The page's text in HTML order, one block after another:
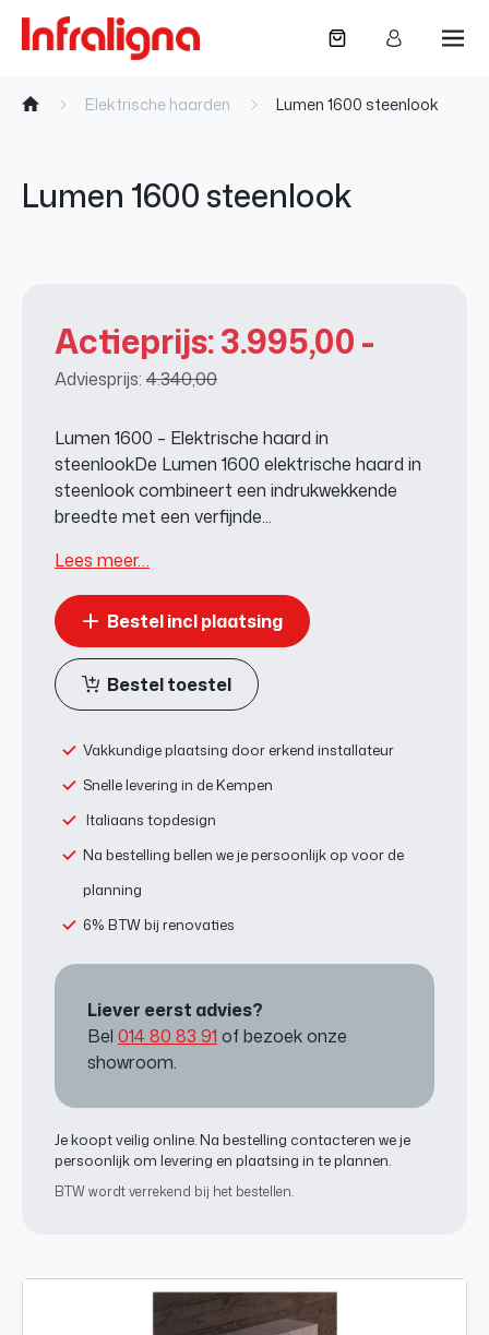
Naar inhoud
Elektrische haarden Lumen 1600 steenlook
Lumen 1600 steenlook
Actieprijs: 3.995,00 -
Adviesprijs: 4.340,00
Lumen 1600 – Elektrische haard in
steenlookDe Lumen 1600 elektrische haard in
steenlook combineert een indrukwekkende
breedte met een verfijnde...
Lees meer…
Bestel incl plaatsing
Bestel toestel
Vakkundige plaatsing door erkend installateur
Snelle levering in de Kempen
Italiaans topdesign
Na bestelling bellen we je persoonlijk op voor de
planning
6% BTW bij renovaties
Liever eerst advies?
Bel 014 80 83 91 of bezoek onze
showroom.
Je koopt veilig online. Na bestelling contacteren we je
persoonlijk om levering en plaatsing in te plannen.
BTW wordt verrekend bij het bestellen.